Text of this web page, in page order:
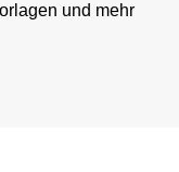
und mehr